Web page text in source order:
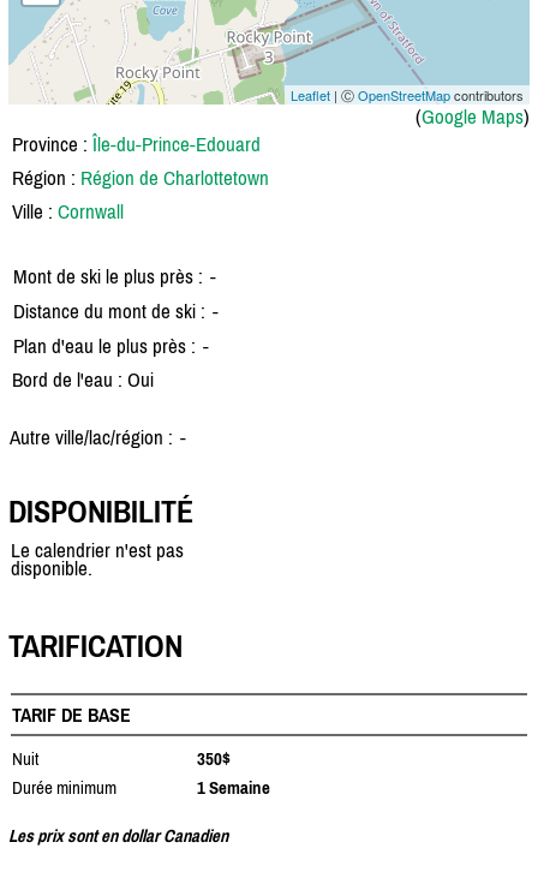
Leaflet | ⒸOpenStreetMapcontributors
(Google Maps)
Province : Île-du-Prince-Edouard
Région : Région de Charlottetown
Ville : Cornwall
Mont de ski le plus près : -
Distance du mont de ski : -
Plan d'eau le plus près : -
Bord de l'eau : Oui
Autre ville/lac/région : -
DISPONIBILITÉ
Le calendrier n'est pas
disponible.
TARIFICATION
TARIF DE BASE
Nuit
350$
Durée minimum
1 Semaine
Les prix sont en dollar Canadien